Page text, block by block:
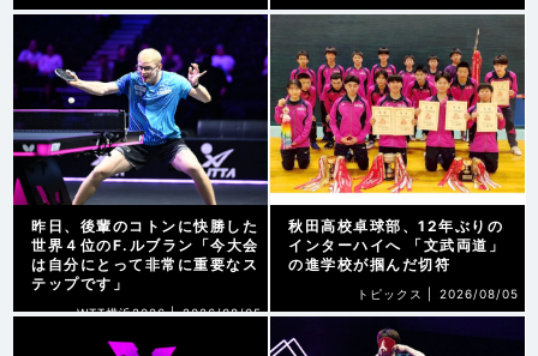
昨日、後輩のコトンに快勝した
世界４位のF.ルブラン「今大会
は自分にとって非常に重要なス
テップです」
WTT横浜2026 | 2026/08/05
秋田高校卓球部、12年ぶりの
インターハイへ 「文武両道」
の進学校が掴んだ切符
トピックス | 2026/08/05